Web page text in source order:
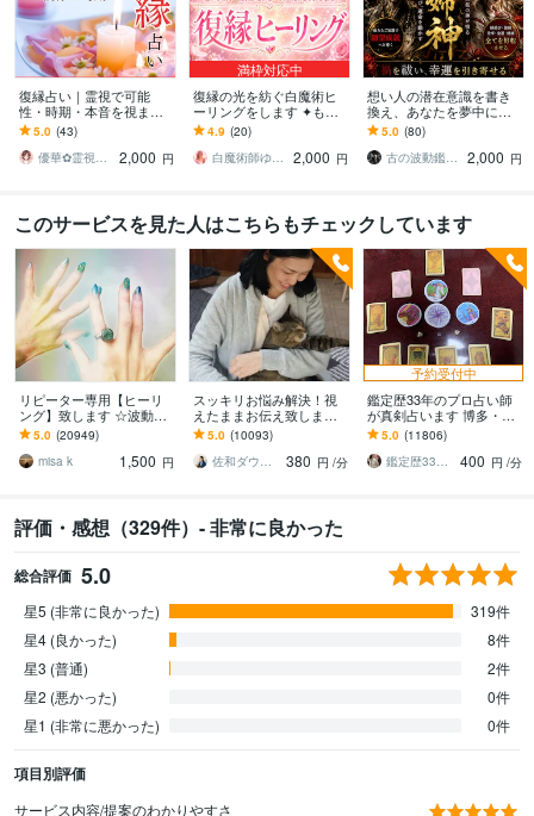
復縁占い｜霊視で可能
性・時期・本音を視ます
復縁できる？今できる行
動・アドバイスも丁寧に
お伝えします
5.0 (43)
優華✿霊視で導く癒やしの恋占い師
2,000 円
満枠対応中
復縁の光を紡ぐ白魔術ヒ
ーリングをします ✦もう
一度つながる奇跡✦連絡・
再会へ導く復縁特化ヒー
リング
4.9 (20)
白魔術師ゆら｜最高位光術統合師
2,000 円
想い人の潜在意識を書き
換え、あなたを夢中にさ
せます 【音信不通】想い
の執着を解除し相手から
連絡が来る状態へ。
5.0 (80)
古の波動鑑定師・尊（みこと）
2,000 円
このサービスを見た人はこちらもチェックしています
リピーター専用【ヒーリ
ング】致します ☆波動を
上げ、流れを良くします
☆
5.0 (20949)
misa k
1,500 円
スッキリお悩み解決！視
えたままお伝え致します
恋愛、結婚、人間関係、
仕事、人生、ペットの気
持ち等◎祈願付き
5.0 (10093)
佐和ダウジング＆スピリットメンター
380 円 /分
予約受付中
鑑定歴33年のプロ占い師
が真剣占います 博多・廓
屋の純血統占い祈願師
雷鳥
5.0 (11806)
鑑定歴33年のプロ占い師 雷鳥
400 円 /分
評価・感想（329件）- 非常に良かった
総合評価 5.0
星5 (非常に良かった)
319件
星4 (良かった)
8件
星3 (普通)
2件
星2 (悪かった)
0件
星1 (非常に悪かった)
0件
項目別評価
サービス内容/提案のわかりやすさ